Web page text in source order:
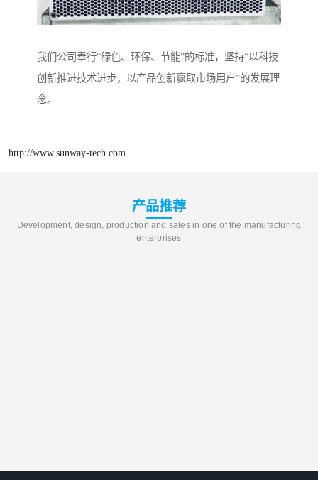
我们公司奉行“绿色、环保、节能”的标准，坚持“以科技
创新推进技术进步，以产品创新赢取市场用户”的发展理
念。
http://www.sunway-tech.com
产品推荐
Development, design, production and sales in one of the manufacturing
enterprises